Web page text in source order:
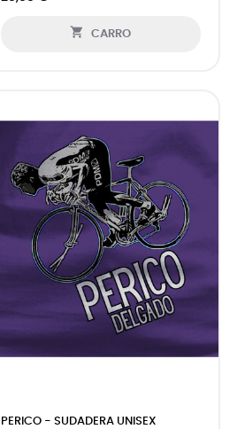
 CARRO
PERICO - SUDADERA UNISEX